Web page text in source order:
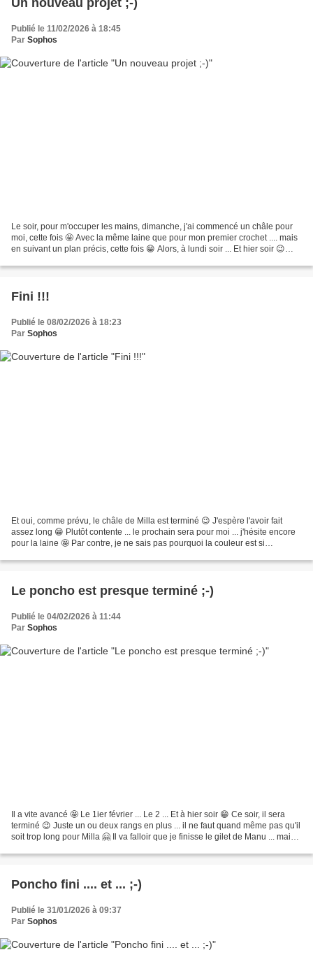
Publié le 11/02/2026 à 18:45
Par Sophos
Le soir, pour m'occuper les mains, dimanche, j'ai commencé un châle pour
moi, cette fois 🤩 Avec la même laine que pour mon premier crochet .... mais
en suivant un plan précis, cette fois 😁 Alors, à lundi soir ... Et hier soir 😉
Fini !!!
Publié le 08/02/2026 à 18:23
Par Sophos
Et oui, comme prévu, le châle de Milla est terminé 😉 J'espère l'avoir fait
assez long 😁 Plutôt contente ... le prochain sera pour moi ... j'hésite encore
pour la laine 🤩 Par contre, je ne sais pas pourquoi la couleur est si
Le poncho est presque terminé ;-)
Publié le 04/02/2026 à 11:44
Par Sophos
Il a vite avancé 🤩 Le 1ier février ... Le 2 ... Et à hier soir 😁 Ce soir, il sera
terminé 😉 Juste un ou deux rangs en plus ... il ne faut quand même pas qu'il
soit trop long pour Milla 🤗 Il va falloir que je finisse le gilet de Manu ... mais
Poncho fini .... et ... ;-)
Publié le 31/01/2026 à 09:37
Par Sophos